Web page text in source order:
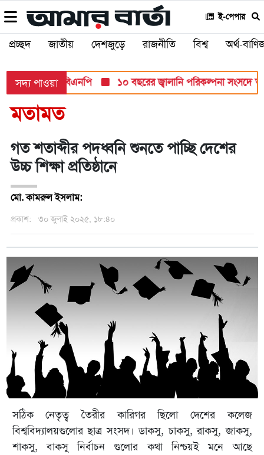
ই-পেপার
প্রচ্ছদ জাতীয় দেশজুড়ে রাজনীতি বিশ্ব অর্থ-
সদ্য পাওয়া
দিচ্ছে বিএনপি ১০ বছরের জ্বালানি পরিকল্পনা সংসদে তুলে
মতামত
গত শতাব্দীর পদধ্বনি শুনতে পাচ্ছি দেশের
উচ্চ শিক্ষা প্রতিষ্ঠানে
মো. কামরুল ইসলাম:
প্রকাশ: ৩০ জুলাই ২০২৫, ১৮:৪০
সঠিক নেতৃত্ব তৈরীর কারিগর ছিলো দেশের কলেজ
বিশ্ববিদ্যালয়গুলোর ছাত্র সংসদ। ডাকসু, চাকসু, রাকসু, জাকসু,
শাকসু, বাকসু নির্বাচন গুলোর কথা নিশ্চয়ই মনে আছে